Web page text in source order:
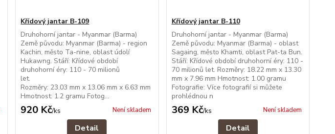
Křídový jantar B-109
Druhohorní jantar - Myanmar (Barma)
Země původu: Myanmar (Barma) - region
Kachin, město Ta-nine, oblast údolí
Hukawng. Stáří: Křídové období
druhohorní éry: 110 - 70 milionů
let.
Rozměry: 23.03 mm x 13.06 mm x 6.63 mm
Hmotnost: 1.2 gramu Fotog...
920 Kč/ks Není skladem
Detail
Křídový jantar B-110
Druhohorní jantar - Myanmar (Barma)
Země původu: Myanmar (Barma) - oblast
Sagaing, město Khamti, oblast Pat-ta Bun.
Stáří: Křídové období druhohorní éry: 110 -
70 milionů let. Rozměry: 18.22 mm x 13.30
mm x 7.96 mm Hmotnost: 1.00 gramu
Fotografie: Více fotografií si můžete
prohlédnou n
369 Kč/ks Není skladem
Detail